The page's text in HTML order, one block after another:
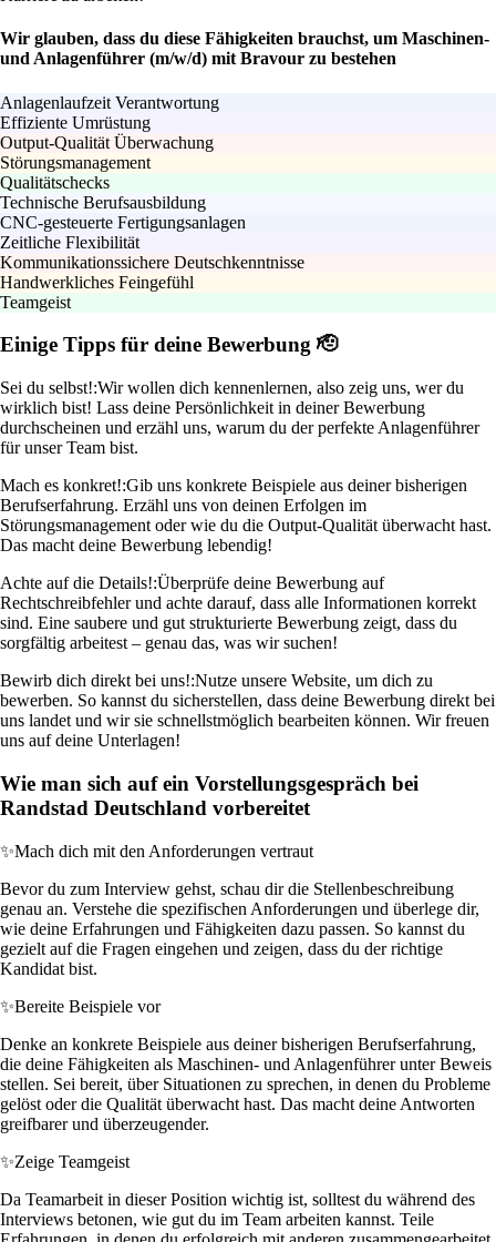
Wir glauben, dass du diese Fähigkeiten brauchst, um Maschinen-
und Anlagenführer (m/w/d) mit Bravour zu bestehen
Anlagenlaufzeit Verantwortung
Effiziente Umrüstung
Output-Qualität Überwachung
Störungsmanagement
Qualitätschecks
Technische Berufsausbildung
CNC-gesteuerte Fertigungsanlagen
Zeitliche Flexibilität
Kommunikationssichere Deutschkenntnisse
Handwerkliches Feingefühl
Teamgeist
Einige Tipps für deine Bewerbung 🫡
Sei du selbst!:Wir wollen dich kennenlernen, also zeig uns, wer du
wirklich bist! Lass deine Persönlichkeit in deiner Bewerbung
durchscheinen und erzähl uns, warum du der perfekte Anlagenführer
für unser Team bist.
Mach es konkret!:Gib uns konkrete Beispiele aus deiner bisherigen
Berufserfahrung. Erzähl uns von deinen Erfolgen im
Störungsmanagement oder wie du die Output-Qualität überwacht hast.
Das macht deine Bewerbung lebendig!
Achte auf die Details!:Überprüfe deine Bewerbung auf
Rechtschreibfehler und achte darauf, dass alle Informationen korrekt
sind. Eine saubere und gut strukturierte Bewerbung zeigt, dass du
sorgfältig arbeitest – genau das, was wir suchen!
Bewirb dich direkt bei uns!:Nutze unsere Website, um dich zu
bewerben. So kannst du sicherstellen, dass deine Bewerbung direkt bei
uns landet und wir sie schnellstmöglich bearbeiten können. Wir freuen
uns auf deine Unterlagen!
Wie man sich auf ein Vorstellungsgespräch bei
Randstad Deutschland vorbereitet
✨Mach dich mit den Anforderungen vertraut
Bevor du zum Interview gehst, schau dir die Stellenbeschreibung
genau an. Verstehe die spezifischen Anforderungen und überlege dir,
wie deine Erfahrungen und Fähigkeiten dazu passen. So kannst du
gezielt auf die Fragen eingehen und zeigen, dass du der richtige
Kandidat bist.
✨Bereite Beispiele vor
Denke an konkrete Beispiele aus deiner bisherigen Berufserfahrung,
die deine Fähigkeiten als Maschinen- und Anlagenführer unter Beweis
stellen. Sei bereit, über Situationen zu sprechen, in denen du Probleme
gelöst oder die Qualität überwacht hast. Das macht deine Antworten
greifbarer und überzeugender.
✨Zeige Teamgeist
Da Teamarbeit in dieser Position wichtig ist, solltest du während des
Interviews betonen, wie gut du im Team arbeiten kannst. Teile